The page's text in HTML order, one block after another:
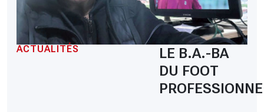
ACTUALITÉS
LE B.A.-BA
DU FOOT